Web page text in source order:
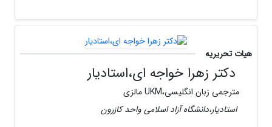
هیات تحریریه
دکتر زهرا خواجه ای،استادیار
مترجمی زبان انگلیسی،UKM مالزی
استادیار،دانشگاه آزاد اسلامی واحد کازرون